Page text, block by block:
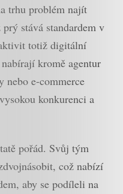
trhu problém najít
stává standardem v
totiž digitální
kromě agentur
nebo e-commerce
konkurenci a
pořád. Svůj tým
což nabízí
aby se podíleli na